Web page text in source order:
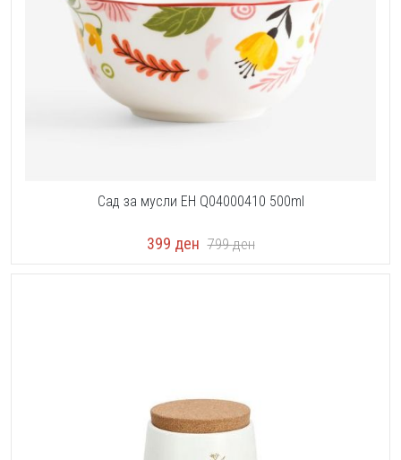
Сад за мусли EH Q04000410 500ml
399 ден 799ден